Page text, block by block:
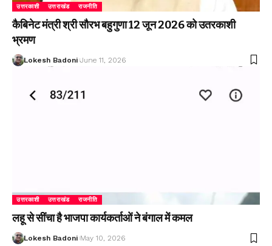
उत्तरकाशी उत्तराखंड राजनीति
कैबिनेट मंत्री श्री सौरभ बहुगुणा 12 जून 2026 को उतरकाशी
भ्रमण
Lokesh Badoni June 11, 2026
उत्तरकाशी उत्तराखंड राजनीति
लहू से सींचा है भाजपा कार्यकर्ताओं ने बंगाल में कमल
Lokesh Badoni May 10, 2026